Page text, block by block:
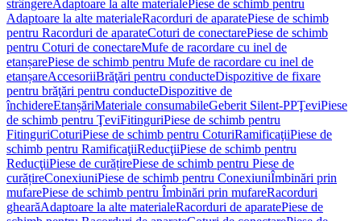
strângereAdaptoare la alte materialePiese de schimb pentru
Adaptoare la alte materialeRacorduri de aparatePiese de schimb
pentru Racorduri de aparateCoturi de conectarePiese de schimb
pentru Coturi de conectareMufe de racordare cu inel de
etanșarePiese de schimb pentru Mufe de racordare cu inel de
etanșareAccesoriiBrăţări pentru conducteDispozitive de fixare
pentru brăţări pentru conducteDispozitive de
închidereEtanșăriMateriale consumabileGeberit Silent-PPŢeviPiese
de schimb pentru ŢeviFitinguriPiese de schimb pentru
FitinguriCoturiPiese de schimb pentru CoturiRamificaţiiPiese de
schimb pentru RamificaţiiReducţiiPiese de schimb pentru
ReducţiiPiese de curățirePiese de schimb pentru Piese de
curățireConexiuniPiese de schimb pentru ConexiuniÎmbinări prin
mufarePiese de schimb pentru Îmbinări prin mufareRacorduri
ghearăAdaptoare la alte materialeRacorduri de aparatePiese de